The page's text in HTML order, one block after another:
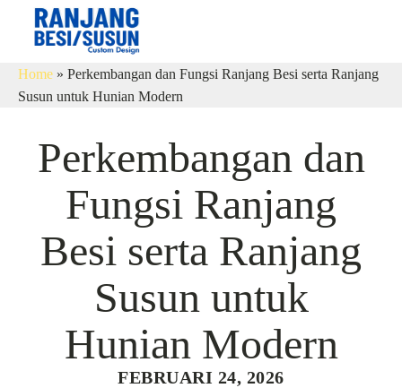
Home » Perkembangan dan Fungsi Ranjang Besi serta Ranjang
Susun untuk Hunian Modern
Perkembangan dan
Fungsi Ranjang
Besi serta Ranjang
Susun untuk
Hunian Modern
FEBRUARI 24, 2026